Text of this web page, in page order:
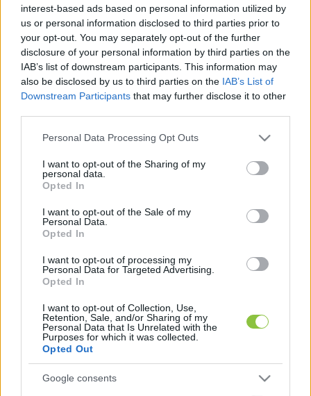
interest-based ads based on personal information utilized by
us or personal information disclosed to third parties prior to
your opt-out. You may separately opt-out of the further
disclosure of your personal information by third parties on the
IAB’s list of downstream participants. This information may
also be disclosed by us to third parties on the IAB’s List of
Downstream Participants that may further disclose it to other
Please note that this website/app uses one or more Google
not limited to your visit or usage behaviour. You may click to
grant or deny consent to Google and its third-party tags to
use your data for below specified purposes in below Google
consent section.
Personal Data Processing Opt Outs
I want to opt-out of the Sharing of my
personal data.
Opted In
I want to opt-out of the Sale of my
Personal Data.
Opted In
I want to opt-out of processing my
Personal Data for Targeted Advertising.
Opted In
I want to opt-out of Collection, Use,
Retention, Sale, and/or Sharing of my
Personal Data that Is Unrelated with the
Purposes for which it was collected.
Opted Out
Google consents
leállítja az Ukrajnába irányuló gázszállításokat,
a megmaradó gázmennyiséget pedig itthon
betárolja – írja a telex.hu. Lapszemle.
Az Orbán-kormány azután foglalta rendeletbe az
Ukrajna felé irányuló gázszállítások fokozatos
hónapja nem szállít olajat Magyarországra, mert
januárban orosz támadás érte a vezetéket
Ukrajnában. A döntés értelmében a harmadik
nem hirdetnek kapacitásaukciókat az ukrán
irányba, ami gyakorlatilag ellehetetleníti a
szállításokat.
A kabinet emellett 800 millió köbméter földgáz
kötelező betárolását is előírta, ami a hazai éves